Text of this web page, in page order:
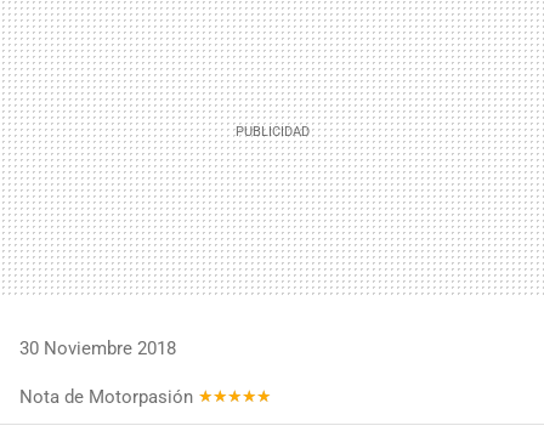
30 Noviembre 2018
Nota de Motorpasión